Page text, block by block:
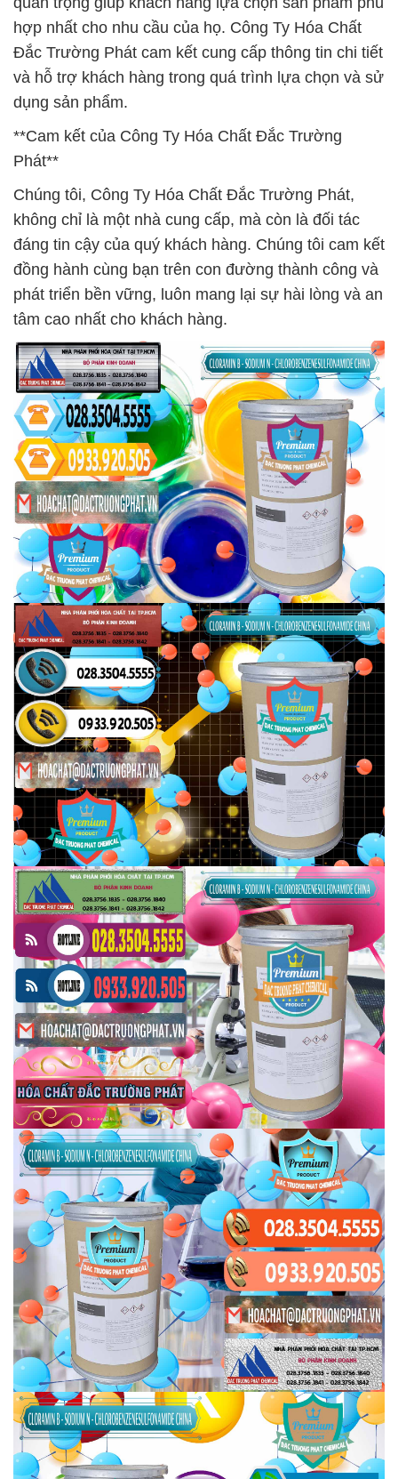
hợp nhất cho nhu cầu của họ. Công Ty Hóa Chất
Đắc Trường Phát cam kết cung cấp thông tin chi tiết
và hỗ trợ khách hàng trong quá trình lựa chọn và sử
dụng sản phẩm.
**Cam kết của Công Ty Hóa Chất Đắc Trường
Phát**
Chúng tôi, Công Ty Hóa Chất Đắc Trường Phát,
không chỉ là một nhà cung cấp, mà còn là đối tác
đáng tin cậy của quý khách hàng. Chúng tôi cam kết
đồng hành cùng bạn trên con đường thành công và
phát triển bền vững, luôn mang lại sự hài lòng và an
tâm cao nhất cho khách hàng.